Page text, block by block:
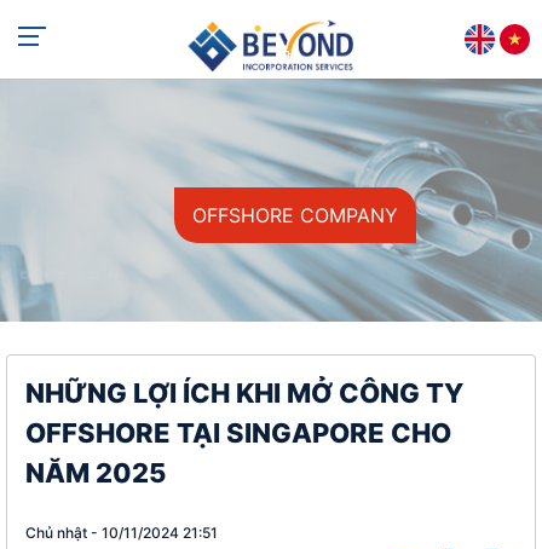
OFFSHORE COMPANY
NHỮNG LỢI ÍCH KHI MỞ CÔNG TY
OFFSHORE TẠI SINGAPORE CHO
NĂM 2025
Chủ nhật - 10/11/2024 21:51